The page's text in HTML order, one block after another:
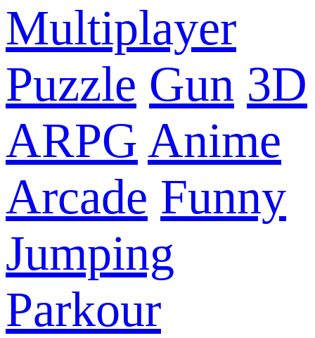
Multiplayer
Puzzle Gun 3D
ARPG Anime
Arcade Funny
Jumping
Parkour